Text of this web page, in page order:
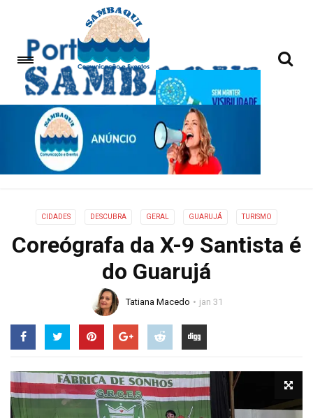
CIDADES DESCUBRA GERAL GUARUJÁ TURISMO
Coreógrafa da X-9 Santista é
do Guarujá
Tatiana Macedo jan 31